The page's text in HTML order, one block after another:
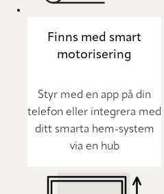
Finns med smart
motorisering
Styr med en app på din
telefon eller integrera med
ditt smarta hem-system
via en hub